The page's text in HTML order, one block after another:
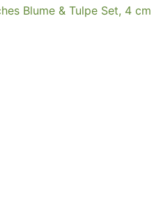
Blume & Tulpe Set, 4 cm